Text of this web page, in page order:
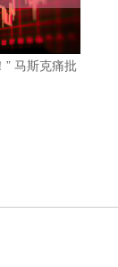
” 马斯克痛批